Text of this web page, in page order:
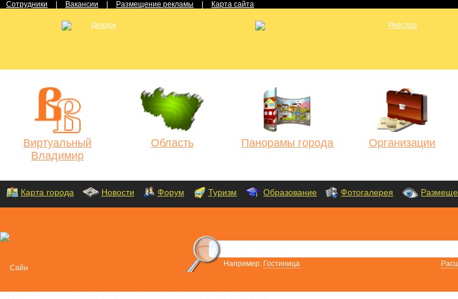
Сотрудники Вакансии Размещение рекламы Карта сайта
Виртуальный
Владимир
Область Панорамы города Организации
Карта города Новости Форум Туризм Образование Фотогалерея
Например: Гостиница